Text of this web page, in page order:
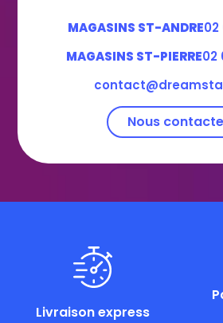
MAGASINS ST-ANDRE02
MAGASINS ST-PIERRE02
Nous
Livraison express